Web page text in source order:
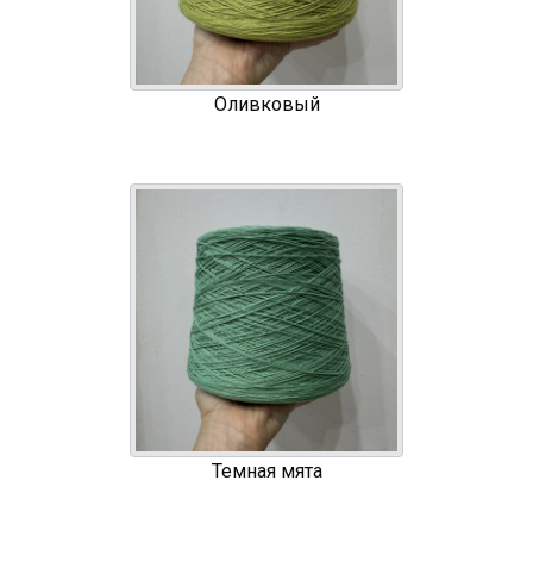
Оливковый
Темная мята